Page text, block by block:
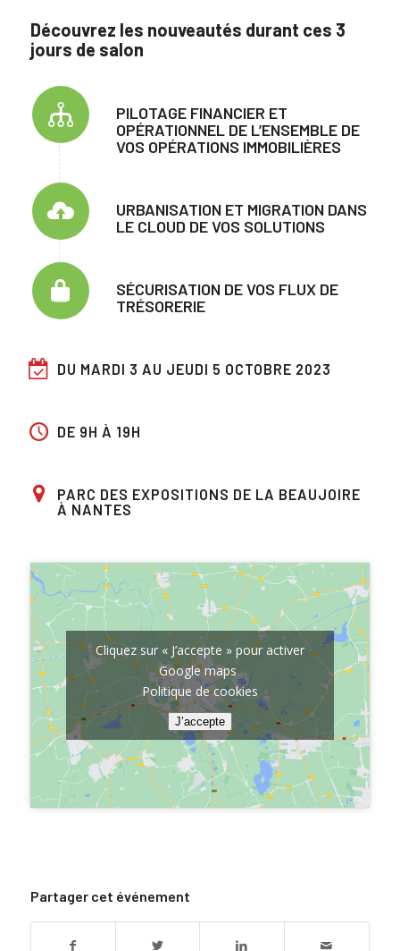
Découvrez les nouveautés durant ces 3
jours de salon
PILOTAGE FINANCIER ET
OPÉRATIONNEL DE L’ENSEMBLE DE
VOS OPÉRATIONS IMMOBILIÈRES
URBANISATION ET MIGRATION DANS
LE CLOUD DE VOS SOLUTIONS
SÉCURISATION DE VOS FLUX DE
TRÉSORERIE
DU MARDI 3 AU JEUDI 5 OCTOBRE 2023
DE 9H À 19H
PARC DES EXPOSITIONS DE LA BEAUJOIRE
À NANTES
Cliquez sur « J’accepte » pour activer
Google maps
Politique de cookies
J’accepte
Partager cet événement